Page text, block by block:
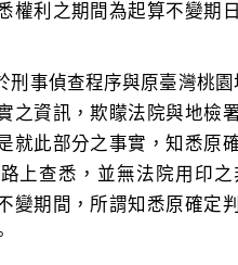
權利之期間為起算不變期
刑事偵查程序與原臺灣桃
之資訊，欺矇法院與地檢
就此部分之事實，知悉原
上查悉，並無法院用印
變期間，所謂知悉原確定